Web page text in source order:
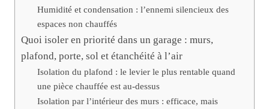
Humidité et condensation : l’ennemi silencieux des
espaces non chauffés
Quoi isoler en priorité dans un garage : murs,
plafond, porte, sol et étanchéité à l’air
Isolation du plafond : le levier le plus rentable quand
une pièce chauffée est au-dessus
Isolation par l’intérieur des murs : efficace, mais